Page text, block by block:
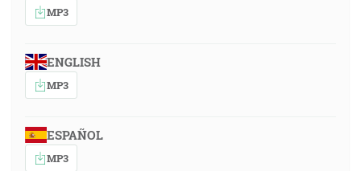
MP3
ENGLISH
MP3
ESPAÑOL
MP3